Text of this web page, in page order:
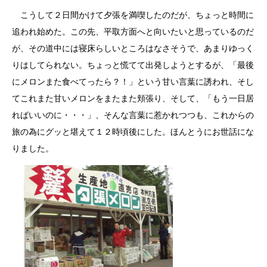
こうして２日間かけて夕張を満喫したのだが、ちょっと時間に
追われ始めた。この先、平取方面へと向いたいと思っているのだ
が、その道中には寝床らしいところはなさそうで、あまりゆっく
りはしてられない。ちょっと慌てて出発しようとするが、「最後
にメロンまた食べてったら？！」という甘い言葉に誘われ、そし
てこれまた甘いメロンをまたまた頬張り、そして、「もう一日居
ればいいのに・・・」、そんな言葉に惹かれつつも、これからの
旅の為にグッと堪えて１２時頃後にした。ほんとうにお世話にな
りました。